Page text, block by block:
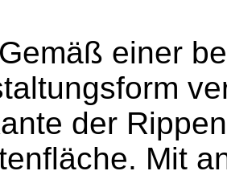
Gemäß einer
der
Mit